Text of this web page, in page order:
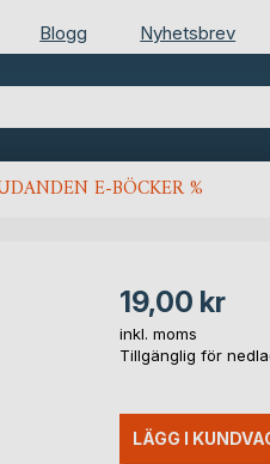
Blogg Nyhetsbrev
E-BÖCKER %
19,00 kr
inkl. moms
Tillgänglig för
LÄGG I